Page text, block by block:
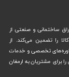
دستی و یراق ساختمانی و صنعتی از
را تضمین می‌کند. از
مشاوره‌های تخصصی و خدمات
برای مشتریان به ارمغان